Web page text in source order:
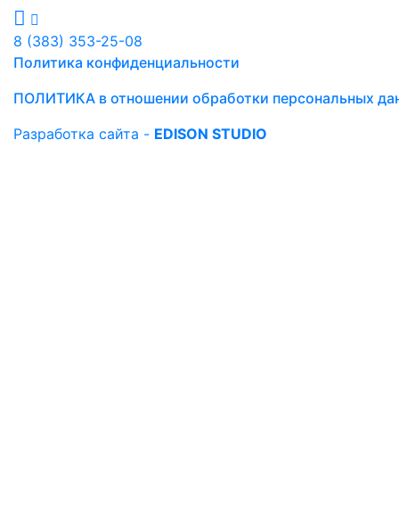
8 (383) 353-25-08
Политика конфиденциальности
ПОЛИТИКА в отношении обработки персональных
Разработка сайта - EDISON STUDIO